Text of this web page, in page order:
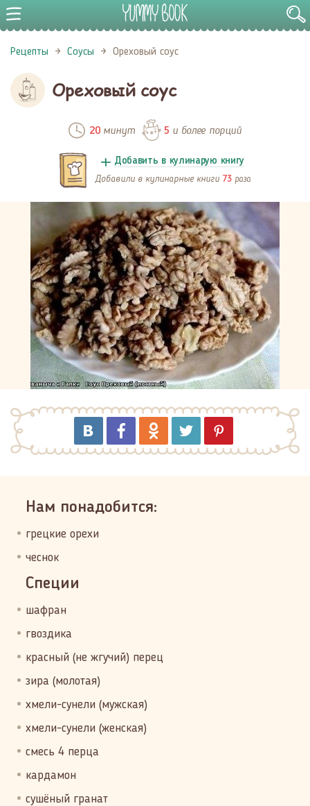
Рецепты Соусы Ореховый соус
Ореховый соус
20минут 5 и более порций
Добавить в кулинарую книгу
Добавили в кулинарные книги 73 раза
Нам понадобится:
грецкие орехи
чеснок
Специи
шафран
гвоздика
красный (не жгучий) перец
зира (молотая)
хмели-сунели (мужская)
хмели-сунели (женская)
смесь 4 перца
кардамон
сушёный гранат